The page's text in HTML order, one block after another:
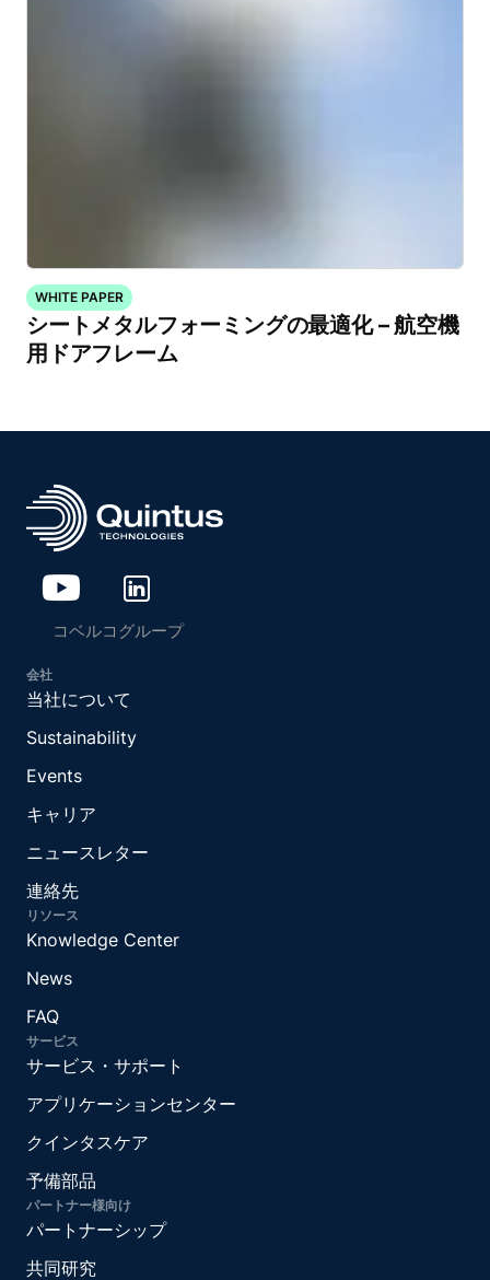
WHITE PAPER
シートメタルフォーミングの最適化 – 航空機
用ドアフレーム
コベルコグループ
会社
当社について
Sustainability
Events
キャリア
ニュースレター
連絡先
リソース
Knowledge Center
News
FAQ
サービス
サービス・サポート
アプリケーションセンター
クインタスケア
予備部品
パートナー様向け
パートナーシップ
共同研究